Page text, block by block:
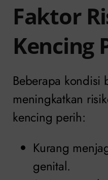
Faktor
Kencing
Beberapa kondisi
meningkatkan
kencing perih:
Kurang
genital.